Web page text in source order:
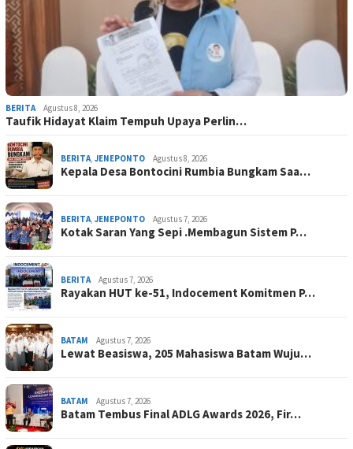
BERITA Agustus 8, 2026
Taufik Hidayat Klaim Tempuh Upaya Perlin…
BERITA JENEPONTO Agustus 8, 2026
Kepala Desa Bontocini Rumbia Bungkam Saa…
BERITA JENEPONTO Agustus 7, 2026
Kotak Saran Yang Sepi .Membagun Sistem P…
BERITA Agustus 7, 2026
Rayakan HUT ke-51, Indocement Komitmen P…
BATAM Agustus 7, 2026
Lewat Beasiswa, 205 Mahasiswa Batam Wuju…
BATAM Agustus 7, 2026
Batam Tembus Final ADLG Awards 2026, Fir…